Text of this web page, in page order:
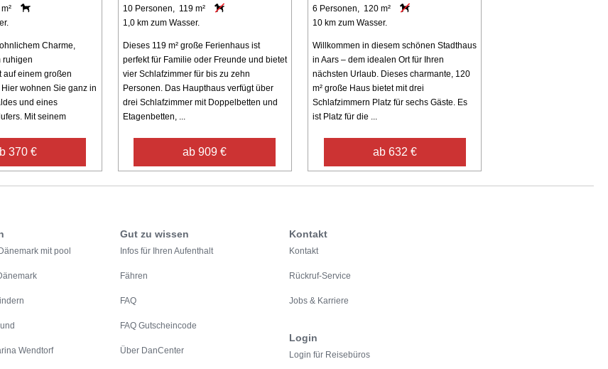
Charme,
ruhigen
auf einem großen
wohnen Sie ganz in
und eines
Mit seinem
370 €
10 Personen, 119 m²
1,0 km zum Wasser.
Dieses 119 m² große Ferienhaus ist
perfekt für Familie oder Freunde und bietet
vier Schlafzimmer für bis zu zehn
Personen. Das Haupthaus verfügt über
drei Schlafzimmer mit Doppelbetten und
Etagenbetten, ...
ab 909 €
6 Personen, 120 m²
10 km zum Wasser.
Willkommen in diesem schönen Stadthaus
in Aars – dem idealen Ort für Ihren
nächsten Urlaub. Dieses charmante, 120
m² große Haus bietet mit drei
Schlafzimmern Platz für sechs Gäste. Es
ist Platz für die ...
ab 632 €
mit pool
Wendtorf
Gut zu wissen
Infos für Ihren Aufenthalt
Fähren
FAQ
FAQ Gutscheincode
Über DanCenter
Kontakt
Kontakt
Rückruf-Service
Jobs & Karriere
Login
Login für Reisebüros